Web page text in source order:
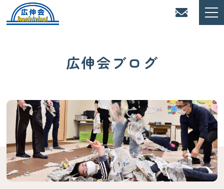
広伸会ブログ